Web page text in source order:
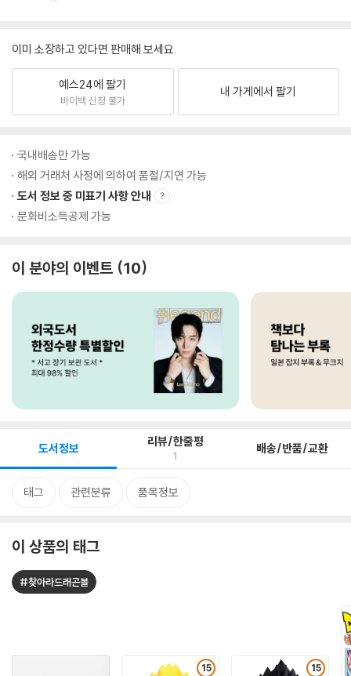
이미 소장하고 있다면 판매해 보세요.
예스24에 팔기
바이백 신청 불가
내 가게에서 팔기
국내배송만 가능
해외 거래처 사정에 의하여 품절/지연 가능
도서 정보 중 미표기 사항 안내
문화비소득공제 가능
이 분야의 이벤트 10
도서정보 리뷰/한줄평
1 배송/반품/교환
태그 관련분류 품목정보
이 상품의 태그
#찾아라드래곤볼
15 15